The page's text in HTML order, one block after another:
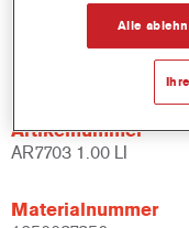
Produktvariante
Artikelnummer
AR7703 1.00 LI
Materialnummer
Alle